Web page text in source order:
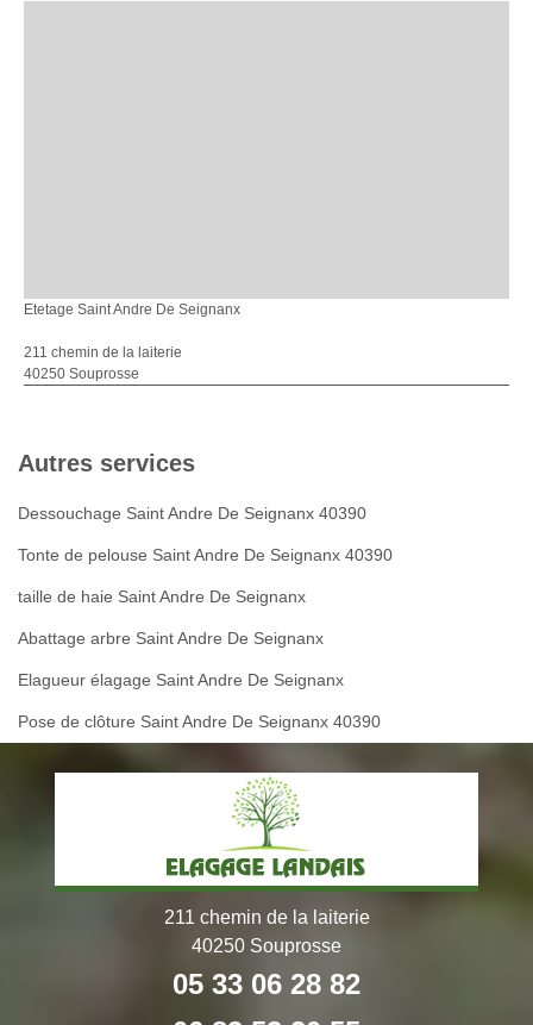
Etetage Saint Andre De Seignanx
211 chemin de la laiterie
40250 Souprosse
Autres services
Dessouchage Saint Andre De Seignanx 40390
Tonte de pelouse Saint Andre De Seignanx 40390
taille de haie Saint Andre De Seignanx
Abattage arbre Saint Andre De Seignanx
Elagueur élagage Saint Andre De Seignanx
Pose de clôture Saint Andre De Seignanx 40390
211 chemin de la laiterie
40250 Souprosse
05 33 06 28 82